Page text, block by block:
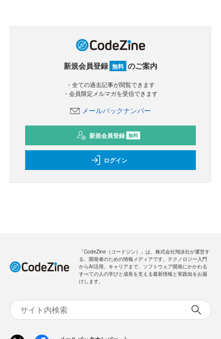
新規会員登録 無料
ログイン